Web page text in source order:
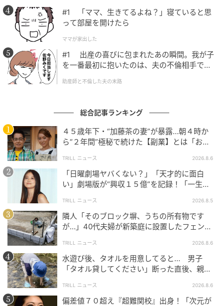
ウーマンエキサイト
ウーマンエキサイト
#1 「ママ、生きてるよね？」寝ていると思
って部屋を開けたら
ママが家出した
#1 出産の喜びに包まれたあの瞬間。我が子
を一番最初に抱いたのは、夫の不倫相手でし
助産師と不倫した夫の末路
総合記事ランキング
４５歳年下・“加藤茶の妻”が暴露…朝４時か
ら“２年間”極秘で続けた【副業】とは「お金
TRILL ニュース 2026.8.6
「日曜劇場ヤバくない？」「天才的に面白
い」劇場版が“興収１５億”を記録！「一生言
TRILL ニュース 2026.8.5
隣人「そのブロック塀、うちの所有物です
が…」40代夫婦が新築庭に設置したフェン
TRILL ニュース 2026.8.6
水遊び後、タオルを用意してると… 男子
「タオル貸してください」断った直後、親が
TRILL ニュース 2026.8.6
偏差値７０超え『超難関校』出身！「次元が